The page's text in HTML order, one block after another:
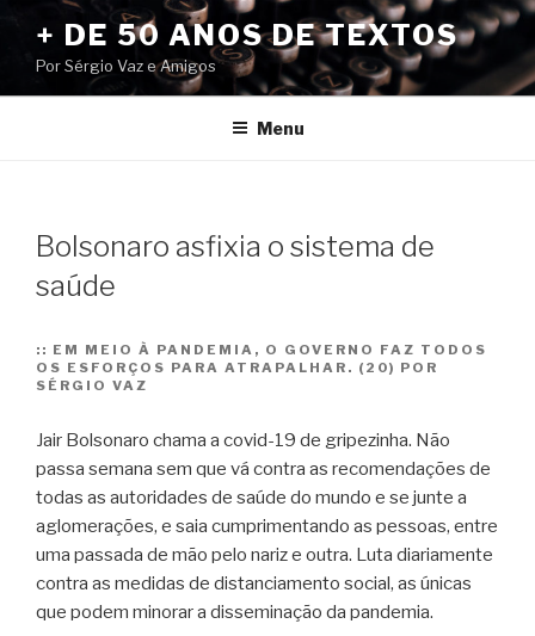
conteúdo
+ DE 50 ANOS DE TEXTOS
Por Sérgio Vaz e Amigos
Menu
Bolsonaro asfixia o sistema de
saúde
:: EM MEIO À PANDEMIA, O GOVERNO FAZ TODOS
OS ESFORÇOS PARA ATRAPALHAR. (20) POR
SÉRGIO VAZ
Jair Bolsonaro chama a covid-19 de gripezinha. Não
passa semana sem que vá contra as recomendações de
todas as autoridades de saúde do mundo e se junte a
aglomerações, e saia cumprimentando as pessoas, entre
uma passada de mão pelo nariz e outra. Luta diariamente
contra as medidas de distanciamento social, as únicas
que podem minorar a disseminação da pandemia.